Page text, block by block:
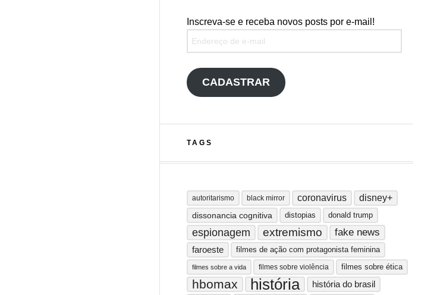
Inscreva-se e receba novos posts por e-mail!
CADASTRAR
TAGS
autoritarismo black mirror coronavirus disney+
dissonancia cognitiva distopias donald trump
espionagem extremismo fake news
faroeste filmes de ação com protagonista feminina
filmes sobre a vida filmes sobre violência filmes sobre ética
hbomax história história do brasil